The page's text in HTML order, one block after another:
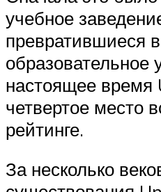
учебное
превратившиеся
образовательное
настоящее время
четвертое место
рейтинге.
За несколько